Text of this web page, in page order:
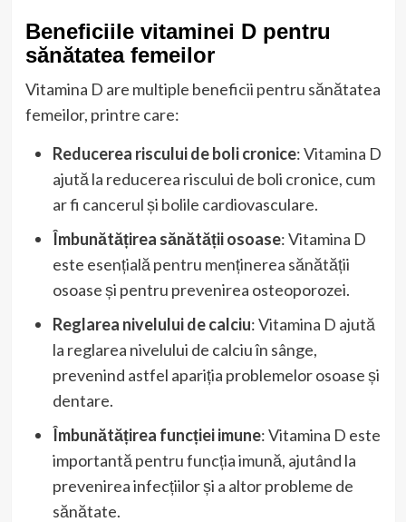
Beneficiile vitaminei D pentru
sănătatea femeilor
Vitamina D are multiple beneficii pentru sănătatea
femeilor, printre care:
Reducerea riscului de boli cronice: Vitamina D
ajută la reducerea riscului de boli cronice, cum
ar fi cancerul și bolile cardiovasculare.
Îmbunătățirea sănătății osoase: Vitamina D
este esențială pentru menținerea sănătății
osoase și pentru prevenirea osteoporozei.
Reglarea nivelului de calciu: Vitamina D ajută
la reglarea nivelului de calciu în sânge,
prevenind astfel apariția problemelor osoase și
dentare.
Îmbunătățirea funcției imune: Vitamina D este
importantă pentru funcția imună, ajutând la
prevenirea infecțiilor și a altor probleme de
sănătate.